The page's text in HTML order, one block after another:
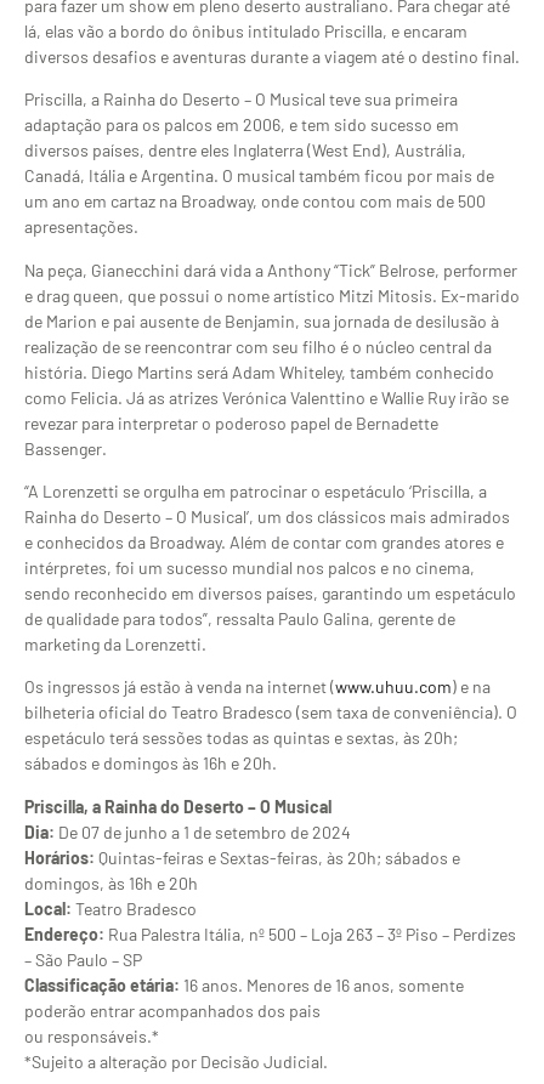
para fazer um show em pleno deserto australiano. Para chegar até
lá, elas vão a bordo do ônibus intitulado Priscilla, e encaram
diversos desafios e aventuras durante a viagem até o destino final.
Priscilla, a Rainha do Deserto – O Musical teve sua primeira
adaptação para os palcos em 2006, e tem sido sucesso em
diversos países, dentre eles Inglaterra (West End), Austrália,
Canadá, Itália e Argentina. O musical também ficou por mais de
um ano em cartaz na Broadway, onde contou com mais de 500
apresentações.
Na peça, Gianecchini dará vida a Anthony “Tick” Belrose, performer
e drag queen, que possui o nome artístico Mitzi Mitosis. Ex-marido
de Marion e pai ausente de Benjamin, sua jornada de desilusão à
realização de se reencontrar com seu filho é o núcleo central da
história. Diego Martins será Adam Whiteley, também conhecido
como Felicia. Já as atrizes Verónica Valenttino e Wallie Ruy irão se
revezar para interpretar o poderoso papel de Bernadette
Bassenger.
“A Lorenzetti se orgulha em patrocinar o espetáculo ‘Priscilla, a
Rainha do Deserto – O Musical’, um dos clássicos mais admirados
e conhecidos da Broadway. Além de contar com grandes atores e
intérpretes, foi um sucesso mundial nos palcos e no cinema,
sendo reconhecido em diversos países, garantindo um espetáculo
de qualidade para todos”, ressalta Paulo Galina, gerente de
marketing da Lorenzetti.
Os ingressos já estão à venda na internet (www.uhuu.com) e na
bilheteria oficial do Teatro Bradesco (sem taxa de conveniência). O
espetáculo terá sessões todas as quintas e sextas, às 20h;
sábados e domingos às 16h e 20h.
Priscilla, a Rainha do Deserto – O Musical
Dia: De 07 de junho a 1 de setembro de 2024
Horários: Quintas-feiras e Sextas-feiras, às 20h; sábados e
domingos, às 16h e 20h
Local: Teatro Bradesco
Endereço: Rua Palestra Itália, nº 500 – Loja 263 – 3º Piso – Perdizes
– São Paulo – SP
Classificação etária: 16 anos. Menores de 16 anos, somente
poderão entrar acompanhados dos pais
ou responsáveis.*
*Sujeito a alteração por Decisão Judicial.